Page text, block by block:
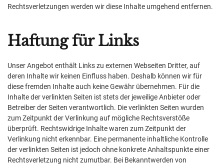
Rechtsverletzungen werden wir diese Inhalte umgehend entfernen.
Haftung für Links
Unser Angebot enthält Links zu externen Webseiten Dritter, auf
deren Inhalte wir keinen Einfluss haben. Deshalb können wir für
diese fremden Inhalte auch keine Gewähr übernehmen. Für die
Inhalte der verlinkten Seiten ist stets der jeweilige Anbieter oder
Betreiber der Seiten verantwortlich. Die verlinkten Seiten wurden
zum Zeitpunkt der Verlinkung auf mögliche Rechtsverstöße
überprüft. Rechtswidrige Inhalte waren zum Zeitpunkt der
Verlinkung nicht erkennbar. Eine permanente inhaltliche Kontrolle
der verlinkten Seiten ist jedoch ohne konkrete Anhaltspunkte einer
Rechtsverletzung nicht zumutbar. Bei Bekanntwerden von